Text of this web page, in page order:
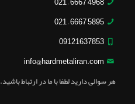
5895 6667 – 021
09121637853
info@hardmetaliran.com
هر سوالی دارید لطفا با ما در ارتباط باشید.